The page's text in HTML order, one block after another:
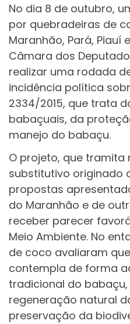
No dia 8 de outubro,
por quebradeiras de
Maranhão, Pará, Piauí
Câmara dos
realizar uma rodada
incidência política
2334/2015, que trata
babaçuais, da
manejo do babaçu.
O projeto, que tramita
substitutivo originado
propostas
do Maranhão e de
receber parecer
Meio Ambiente. No
de coco avaliaram
contempla de forma
tradicional do
regeneração natural
preservação da